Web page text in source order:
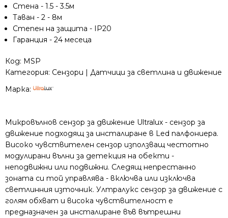
Стена - 1.5 - 3.5м
Таван - 2 - 8м
Степен на защита - IP20
Гаранция - 24 месеца
Код: MSP
Категория: Сензори | Датчици за светлина и движение
Марка:
Микровълнов сензор за движение Ultralux - сензор за
движение подходящ за инсталиране в Led палфониера.
Високо чувствителен сензор използващ честотно
модулирани вълни за детекция на обекти -
неподвижни или подвижни. Следящ непрестанно
зоната си той управлява - включва или изключва
светлинния източник. Ултралукс сензор за движение с
голям обхват и висока чувствителност е
предназначен за инсталиране във вътрешни